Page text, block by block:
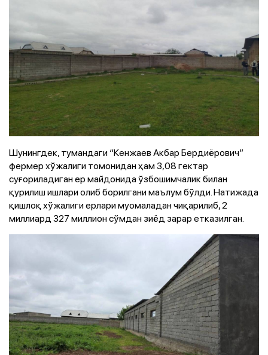
Шунингдек, тумандаги “Кенжаев Акбар Бердиёрович”
фермер хўжалиги томонидан ҳам 3,08 гектар
суғориладиган ер майдонида ўзбошимчалик билан
қурилиш ишлари олиб борилгани маълум бўлди. Натижада
қишлоқ хўжалиги ерлари муомаладан чиқарилиб, 2
миллиард 327 миллион сўмдан зиёд зарар етказилган.